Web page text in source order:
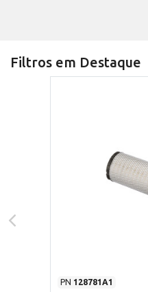
Filtros em Destaque
PN 128781A1